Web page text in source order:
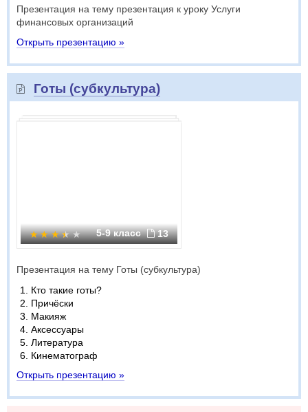
Презентация на тему презентация к уроку Услуги
финансовых организаций
Открыть презентацию »
Готы (субкультура)
5-9 класс 13
Презентация на тему Готы (субкультура)
Кто такие готы?
Причёски
Макияж
Аксессуары
Литература
Кинематограф
Открыть презентацию »